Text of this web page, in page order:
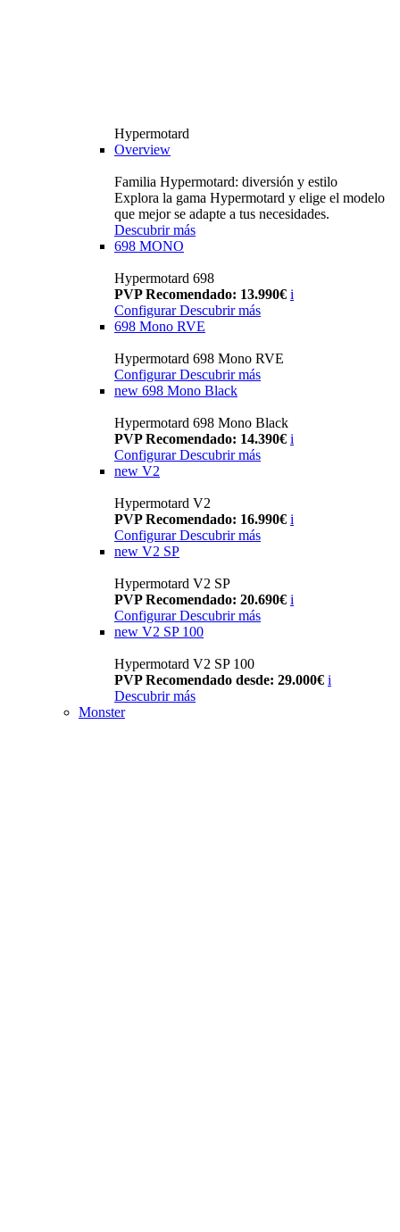
Hypermotard
Overview
Familia Hypermotard: diversión y estilo
Explora la gama Hypermotard y elige el modelo
que mejor se adapte a tus necesidades.
Descubrir más
698 MONO
Hypermotard 698
PVP Recomendado: 13.990€ i
ConfigurarDescubrir más
698 Mono RVE
Hypermotard 698 Mono RVE
Configurar Descubrir más
new 698 Mono Black
Hypermotard 698 Mono Black
PVP Recomendado: 14.390€ i
Configurar Descubrir más
new V2
Hypermotard V2
PVP Recomendado: 16.990€ i
Configurar Descubrir más
new V2 SP
Hypermotard V2 SP
PVP Recomendado: 20.690€ i
Configurar Descubrir más
new V2 SP 100
Hypermotard V2 SP 100
PVP Recomendado desde: 29.000€ i
Descubrir más
Monster